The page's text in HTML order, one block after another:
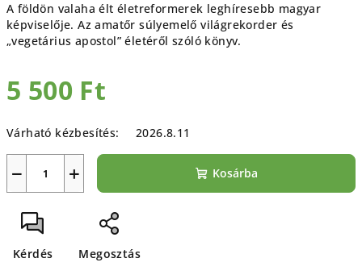
A földön valaha élt életreformerek leghíresebb magyar
képviselője. Az amatőr súlyemelő világrekorder és
„vegetárius apostol” életéről szóló könyv.
5 500 Ft
Várható kézbesítés:
2026.8.11
+
− Kosárba
Kérdés Megosztás